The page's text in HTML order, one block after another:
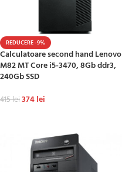
REDUCERE -9%
Calculatoare second hand Lenovo
M82 MT Core i5-3470, 8Gb ddr3,
240Gb SSD
415lei374lei